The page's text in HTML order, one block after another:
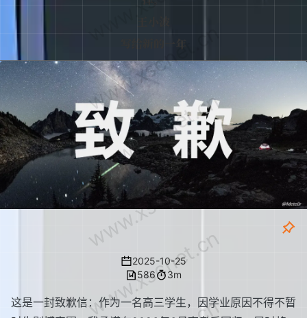
2025-10-25
586
3m
这是一封致歉信：作为一名高三学生，因学业原因不得不暂
www.xscnet.cn
www.xscnet.cn
www.xscnet.cn
www.xscnet.cn